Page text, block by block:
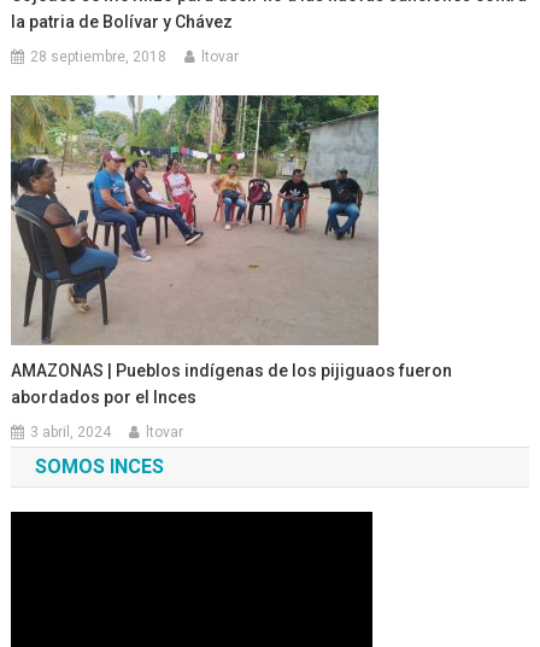
la patria de Bolívar y Chávez
28 septiembre, 2018 ltovar
AMAZONAS | Pueblos indígenas de los pijiguaos fueron
abordados por el Inces
3 abril, 2024 ltovar
SOMOS INCES